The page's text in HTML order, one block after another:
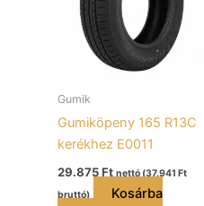
Gumik
Gumiköpeny 165 R13C
kerékhez E0011
29.875Ft nettó (37.941 Ft
bruttó)
Kosárba